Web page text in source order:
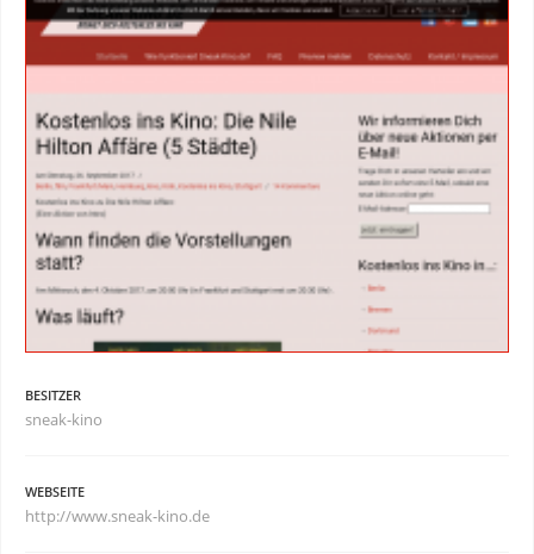
BESITZER
sneak-kino
WEBSEITE
http://www.sneak-kino.de